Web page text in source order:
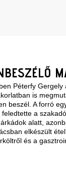
Péterfy
is
beszél. A forró
a
alatt,
elkészült
és a